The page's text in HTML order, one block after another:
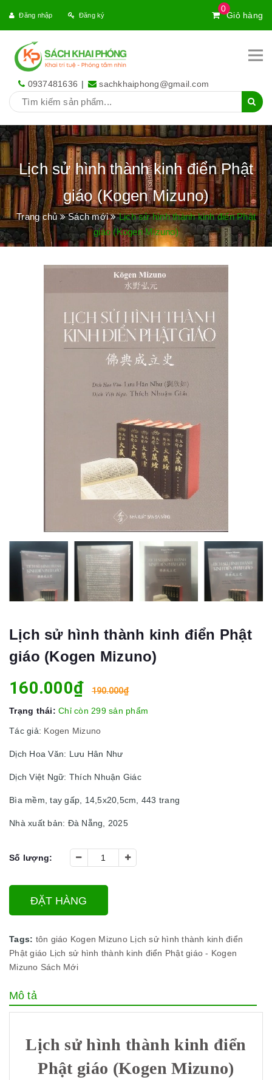
0
Giỏ hàng
Đăng nhập Đăng ký
0937481636 | sachkhaiphong@gmail.com
Lịch sử hình thành kinh điển Phật
giáo (Kogen Mizuno)
Trang chủ Sách mới
Lịch sử hình thành kinh điển Phật
giáo (Kogen Mizuno)
Lịch sử hình thành kinh điển Phật
giáo (Kogen Mizuno)
160.000₫ 190.000₫
Trạng thái: Chỉ còn 299 sản phẩm
Tác giả: Kogen Mizuno
Dịch Hoa Văn: Lưu Hân Như
Dịch Việt Ngữ: Thích Nhuận Giác
Bìa mềm, tay gấp, 14,5x20,5cm, 443 trang
Nhà xuất bản: Đà Nẵng, 2025
Số lượng:
ĐẶT HÀNG
Tags: tôn giáo Kogen Mizuno Lịch sử hình thành kinh điển
Phật giáo Lịch sử hình thành kinh điển Phật giáo - Kogen
Mizuno Sách Mới
Mô tả
Lịch sử hình thành kinh điển
Phật giáo (Kogen Mizuno)